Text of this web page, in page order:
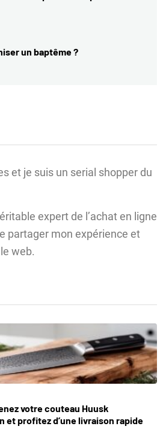
un baptême ?
et je suis un serial shopper du
expert de l’achat en ligne
partager mon expérience et
web.
votre couteau Huusk
et profitez d’une livraison rapide